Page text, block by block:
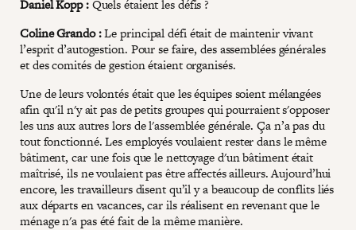
Daniel Kopp :Quels étaient les défis ?
Coline Grando :Le principal défi était de maintenir vivant
l’esprit d’autogestion. Pour se faire, des assemblées générales
et des comités de gestion étaient organisés.
Une de leurs volontés était que les équipes soient mélangées
afin qu'il n'y ait pas de petits groupes qui pourraient s'opposer
les uns aux autres lors de l'assemblée générale. Ça n’a pas du
tout fonctionné. Les employés voulaient rester dans le même
bâtiment, car une fois que le nettoyage d'un bâtiment était
maîtrisé, ils ne voulaient pas être affectés ailleurs. Aujourd’hui
encore, les travailleurs disent qu’il y a beaucoup de conflits liés
aux départs en vacances, car ils réalisent en revenant que le
ménage n'a pas été fait de la même manière.